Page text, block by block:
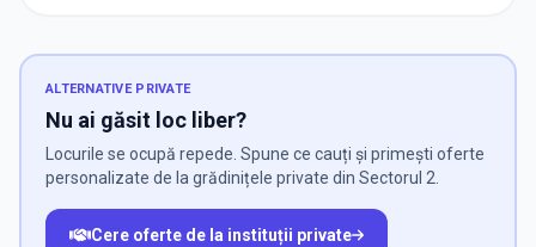
ALTERNATIVE PRIVATE
Nu ai găsit loc liber?
Locurile se ocupă repede. Spune ce cauți și primești oferte
personalizate de la grădinițele private din Sectorul 2.
Cere oferte de la instituții private